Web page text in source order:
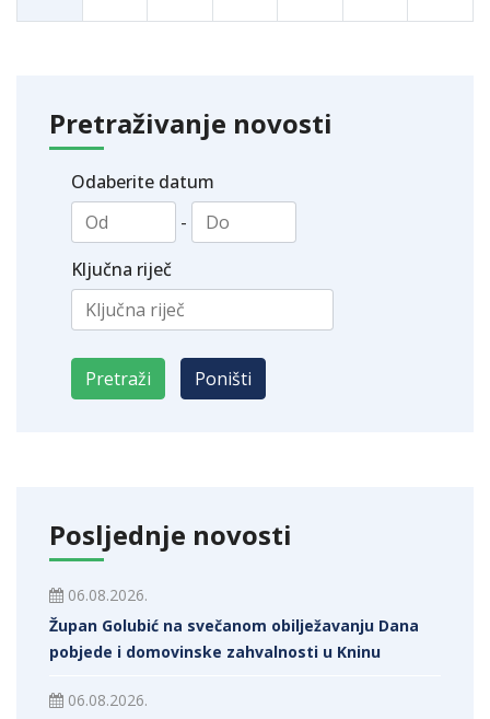
Pretraživanje novosti
Odaberite datum
-
Ključna riječ
Posljednje novosti
06.08.2026.
Župan Golubić na svečanom obilježavanju Dana
pobjede i domovinske zahvalnosti u Kninu
06.08.2026.